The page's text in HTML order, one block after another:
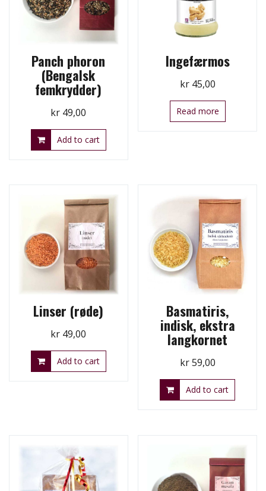
Panch phoron
(Bengalsk
femkrydder)
kr 49,00
Add to cart
Ingefærmos
kr45,00
Read more
Linser (røde)
kr 49,00
Add to cart
Basmatiris,
indisk, ekstra
langkornet
kr59,00
Add to cart